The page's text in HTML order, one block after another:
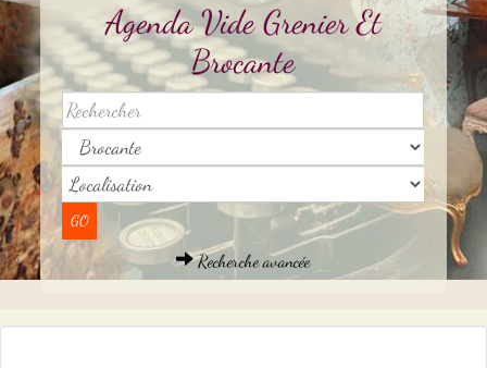
Agenda Vide Grenier Et
Brocante
Recherche avancée